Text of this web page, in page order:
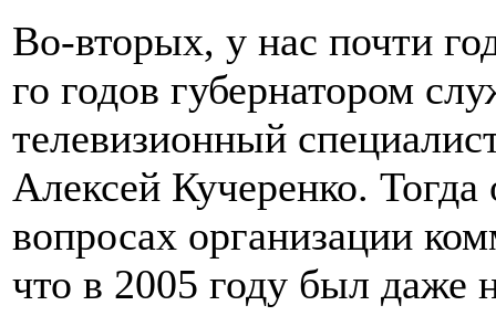
Во-вторых, у нас почти
го годов губернатором
телевизионный
Алексей Кучеренко. Тогда
вопросах организации
что в 2005 году был даже